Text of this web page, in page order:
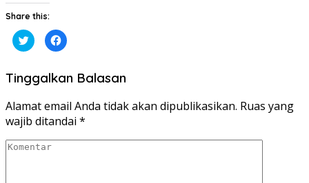
Share this:
Klik
untuk
berbagi
Twitter(Membuka
di
jendela
baru)
Klik
untuk
Facebook(Membuka
di
baru)
Tinggalkan Balasan
Alamat email Anda tidak akan dipublikasikan. Ruas yang
wajib ditandai *